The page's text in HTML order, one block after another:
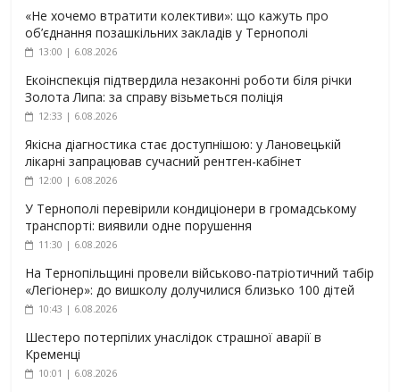
«Не хочемо втратити колективи»: що кажуть про
об’єднання позашкільних закладів у Тернополі
13:00 | 6.08.2026
Екоінспекція підтвердила незаконні роботи біля річки
Золота Липа: за справу візьметься поліція
12:33 | 6.08.2026
Якісна діагностика стає доступнішою: у Лановецькій
лікарні запрацював сучасний рентген-кабінет
12:00 | 6.08.2026
У Тернополі перевірили кондиціонери в громадському
транспорті: виявили одне порушення
11:30 | 6.08.2026
На Тернопільщині провели військово-патріотичний табір
«Легіонер»: до вишколу долучилися близько 100 дітей
10:43 | 6.08.2026
Шестеро потерпілих унаслідок страшної аварії в
Кременці
10:01 | 6.08.2026